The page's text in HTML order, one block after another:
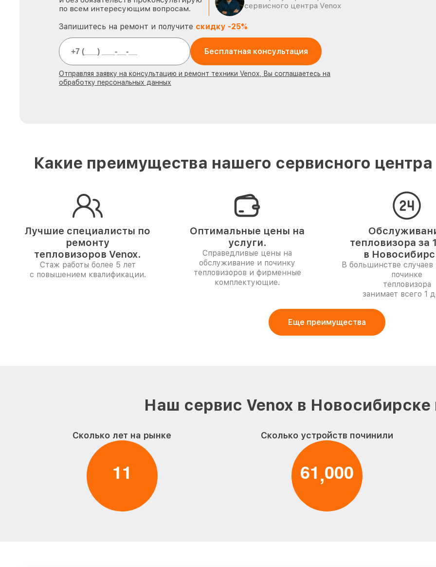
по всем интересующим вопросам.
сервисного центра Venox
Запишитесь на ремонт и получите скидку -25%
Бесплатная консультация
Отправляя заявку на консультацию и ремонт техники Venox, Вы соглашаетесь на
обработку персональных данных
Какие преимущества нашего сервисного
Лучшие специалисты по
ремонту
тепловизоров Venox.
Стаж работы более 5 лет
с повышением квалификации.
Оптимальные цены на
услуги.
Справедливые цены на
обслуживание и починку
тепловизоров и фирменные
комплектующие.
тепловизора за
в
В большинстве случаев
починке
тепловизора
занимает всего 1
Еще преимущества
Наш сервис Venox в
Сколько лет на рынке
11
Сколько устройств починили
61,000